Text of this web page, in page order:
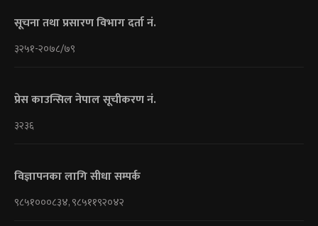
सूचना तथा प्रसारण विभाग दर्ता नं.
३२५१-२०७८/७९
प्रेस काउन्सिल नेपाल सूचीकरण नं.
३२३६
विज्ञापनका लागि सीधा सम्पर्क
९८५१०००८३४, ९८५११९२०४२